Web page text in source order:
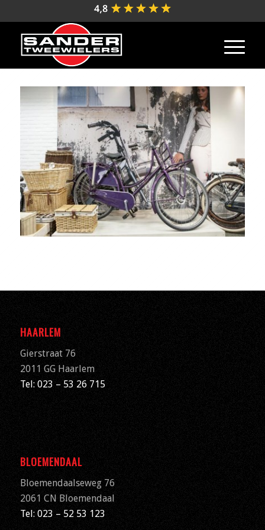
HAARLEM
Gierstraat 76
2011 GG Haarlem
Tel: 023 – 53 26 715
BLOEMENDAAL
Bloemendaalseweg 76
2061 CN Bloemendaal
Tel: 023 – 52 53 123